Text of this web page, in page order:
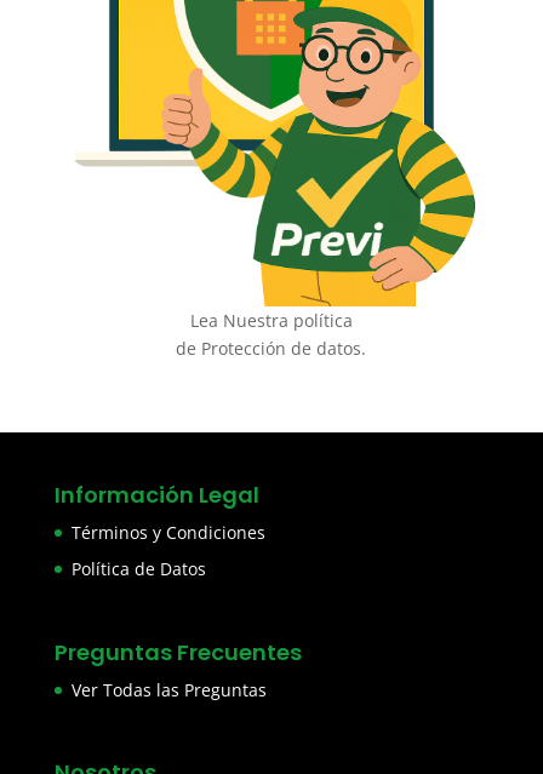
Lea Nuestra política
de Protección de datos.
Información Legal
Términos y Condiciones
Política de Datos
Preguntas Frecuentes
Ver Todas las Preguntas